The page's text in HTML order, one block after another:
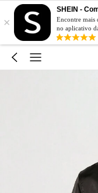
×
SHEIN -
Encontre mais
no aplicativo